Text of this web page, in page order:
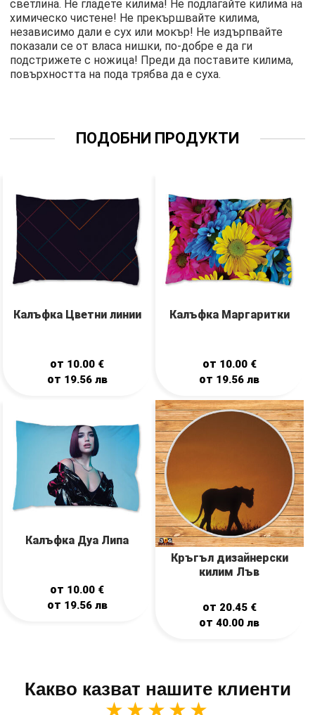
светлина. Не гладете килима! Не подлагайте килима на
химическо чистене! Не прекършвайте килима,
независимо дали е сух или мокър! Не издърпвайте
показали се от власа нишки, по-добре е да ги
подстрижете с ножица! Преди да поставите килима,
повърхността на пода трябва да е суха.
ПОДОБНИ ПРОДУКТИ
Калъфка Цветни линии
от 10.00 €
от 19.56 лв
Калъфка Маргаритки
от 10.00 €
от 19.56лв
Калъфка Дуа Липа
от 10.00 €
от 19.56 лв
Кръгъл дизайнерски
килим Лъв
от 20.45 €
от40.00лв
Какво казват нашите клиенти
★★★★★